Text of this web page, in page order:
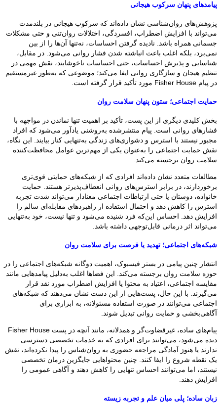
پیامدهای پنهان سرکوب هیجانی
پژوهش‌های روان‌شناسی نشان داده‌اند که سرکوب هیجانی در بلندمدت
می‌تواند با افزایش اضطراب، افسردگی، اختلالات روان‌تنی و حتی مشکلات
جسمانی همراه باشد. نادیده گرفتن احساسات، نه‌تنها آن‌ها را از بین
نمی‌برد، بلکه اغلب باعث انباشته شدن فشار روانی می‌شود. در مقابل،
شناسایی و پذیرش احساسات، حتی احساسات ناخوشایند، نقش مهمی در
تنظیم هیجان و سازگاری روانی ایفا می‌کند؛ موضوعی که به‌طور غیرمستقیم
در پیام Fisher House مورد تأکید قرار گرفته است.
حمایت اجتماعی؛ ستون پنهان سلامت روان
بخش کلیدی دیگری از این پست، تأکید بر اهمیت تنها نماندن در مواجهه با
فشارهای روانی است. پیام منتشرشده به‌روشنی یادآور می‌شود که افراد
مجبور نیستند با استرس و دشواری‌های زندگی به‌تنهایی کنار بیایند. این نگاه،
نقش حمایت اجتماعی را به‌عنوان یکی از مهم‌ترین عوامل محافظت‌کننده
سلامت روان برجسته می‌کند.
مطالعات متعدد نشان داده‌اند افرادی که از شبکه‌های حمایتی قوی‌تری
برخوردارند، در برابر استرس‌های روانی انعطاف‌پذیرتر هستند. حمایت
خانواده، دوستان یا حتی ارتباطات اجتماعی معنادار می‌تواند شدت تجربه
استرس را کاهش دهد و احتمال استفاده از راهبردهای مقابله‌ای سالم را
افزایش دهد. احساس این‌که فرد شنیده می‌شود و تنها نیست، خود به‌تنهایی
می‌تواند اثر درمانی قابل‌توجهی داشته باشد.
شبکه‌های اجتماعی؛ تهدید یا فرصت برای سلامت روان
انتشار چنین پیامی در بستر فیسبوک، اهمیت دوگانه شبکه‌های اجتماعی را در
حوزه سلامت روان برجسته می‌کند. این فضاها اغلب به‌دلیل پیامدهایی مانند
مقایسه اجتماعی، اعتیاد به محتوا یا افزایش اضطراب مورد نقد قرار
می‌گیرند. با این حال، پست‌هایی از این دست نشان می‌دهند که شبکه‌های
اجتماعی می‌توانند در صورت استفاده مسئولانه، به ابزاری برای
آگاهی‌بخشی و حمایت روانی تبدیل شوند.
پیام‌های ساده، غیرقضاوت‌گر و همدلانه، مانند آنچه در پست Fisher House
دیده می‌شود، می‌توانند برای افرادی که به خدمات تخصصی دسترسی
ندارند یا هنوز آمادگی مراجعه حضوری به روان‌شناس را پیدا نکرده‌اند، نقش
یک نقطه شروع را ایفا کنند. چنین محتواهایی جایگزین درمان تخصصی
نیستند، اما می‌توانند احساس تنهایی را کاهش دهند و آگاهی عمومی را
افزایش دهند.
زبان ساده؛ پلی میان علم و تجربه زیسته